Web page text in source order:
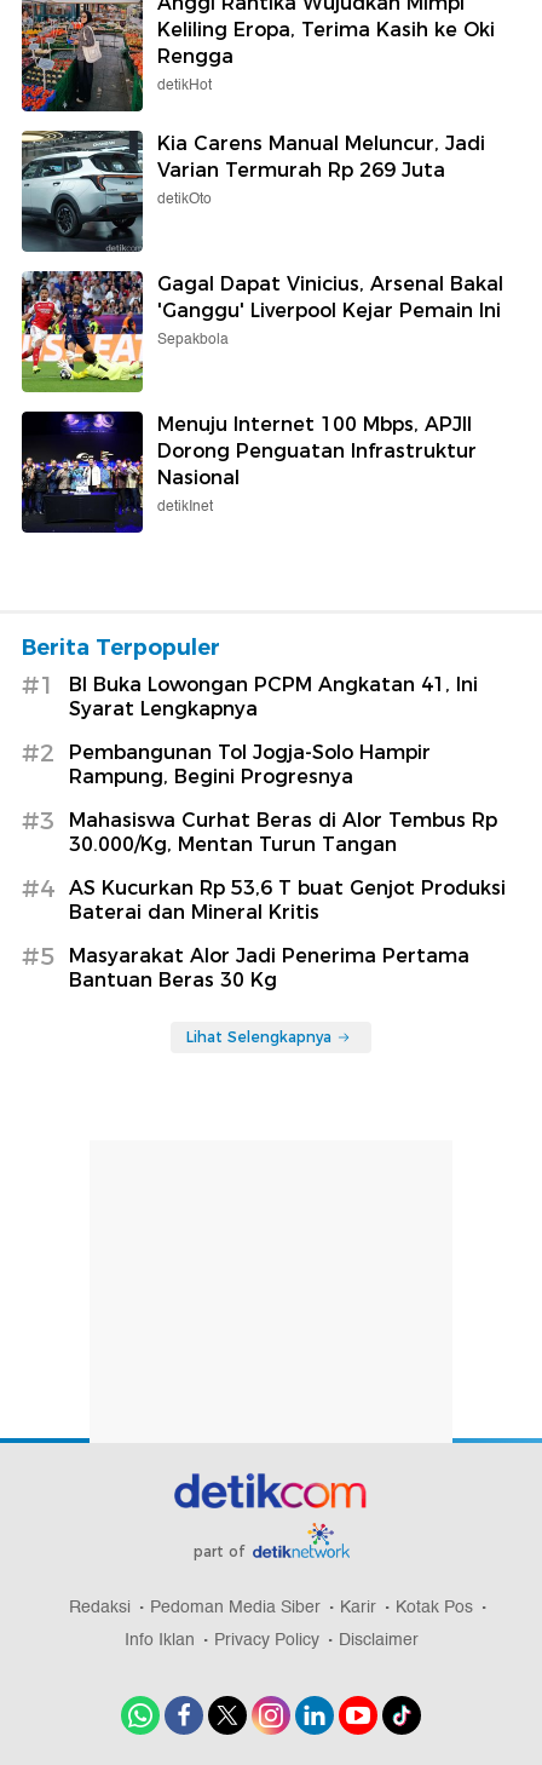
Keliling Eropa, Terima Kasih ke Oki
Rengga
detikHot
Kia Carens Manual Meluncur, Jadi
Varian Termurah Rp 269 Juta
detikOto
Gagal Dapat Vinicius, Arsenal Bakal
'Ganggu' Liverpool Kejar Pemain Ini
Sepakbola
Menuju Internet 100 Mbps, APJII
Dorong Penguatan Infrastruktur
Nasional
detikInet
Berita Terpopuler
#1
BI Buka Lowongan PCPM Angkatan 41, Ini
Syarat Lengkapnya
#2
Pembangunan Tol Jogja-Solo Hampir
Rampung, Begini Progresnya
#3
Mahasiswa Curhat Beras di Alor Tembus Rp
30.000/Kg, Mentan Turun Tangan
#4
AS Kucurkan Rp 53,6 T buat Genjot Produksi
Baterai dan Mineral Kritis
#5
Masyarakat Alor Jadi Penerima Pertama
Bantuan Beras 30 Kg
Lihat Selengkapnya
part of
Redaksi Pedoman Media Siber Karir
Kotak Pos
Info Iklan
Privacy Policy Disclaimer